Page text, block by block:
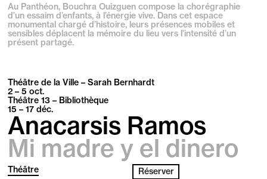
Au Panthéon, Bouchra Ouizguen compose la chorégraphie
d’un essaim d’enfants, à l’énergie vive. Dans cet espace
monumental chargé d’histoire, leurs présences mobiles et
sensibles déplacent la mémoire du lieu vers l’intensité d’un
présent partagé.
Théâtre de la Ville – Sarah Bernhardt
2 – 5oct.
Théâtre 13 – Bibliothèque
15 – 17déc.
Anacarsis Ramos
Mi madre y el dinero
Théâtre
Réserver